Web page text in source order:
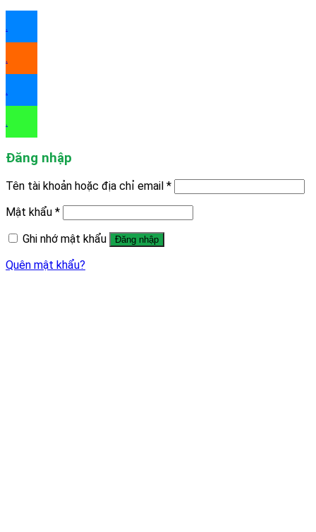
.
.
Đăng nhập
Tên tài khoản hoặc địa chỉ email *
Mật khẩu *
Ghi nhớ mật khẩu
Đăng nhập
Quên mật khẩu?